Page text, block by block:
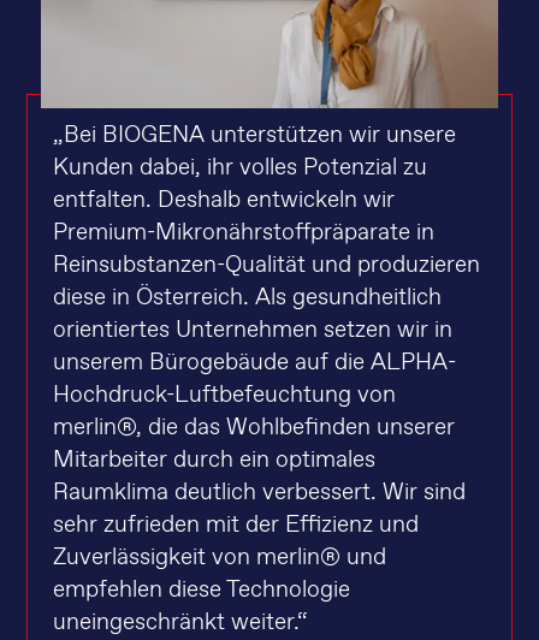
„Bei BIOGENA unterstützen wir unsere
Kunden dabei, ihr volles Potenzial zu
entfalten. Deshalb entwickeln wir
Premium-Mikronährstoffpräparate in
Reinsubstanzen-Qualität und produzieren
diese in Österreich. Als gesundheitlich
orientiertes Unternehmen setzen wir in
unserem Bürogebäude auf die ALPHA-
Hochdruck-Luftbefeuchtung von
merlin®, die das Wohlbefinden unserer
Mitarbeiter durch ein optimales
Raumklima deutlich verbessert. Wir sind
sehr zufrieden mit der Effizienz und
Zuverlässigkeit von merlin® und
empfehlen diese Technologie
uneingeschränkt weiter.“